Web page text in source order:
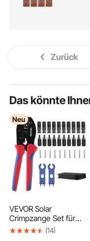
Zurück
Das könnte
Neu
VEVOR Solar
Crimpzange Set für
2,5-6 mm²,(14)